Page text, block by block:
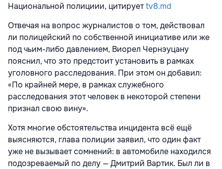
Национальной полициии, цитируетtv8.md
Отвечая на вопрос журналистов о том, действовал
ли полицейский по собственной инициативе или же
под чьим-либо давлением, Виорел Чернэуцану
пояснил, что это предстоит установить в рамках
уголовного расследования. При этом он добавил:
«По крайней мере, в рамках служебного
расследования этот человек в некоторой степени
признал свою вину».
Хотя многие обстоятельства инцидента всё ещё
выясняются, глава полиции заявил, что один факт
уже не вызывает сомнений: в автомобиле находился
подозреваемый по делу — Дмитрий Вартик. Был ли в